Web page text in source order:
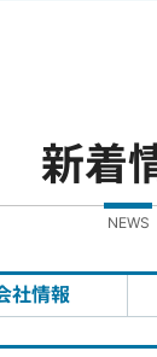
新着
NEWS
社情報